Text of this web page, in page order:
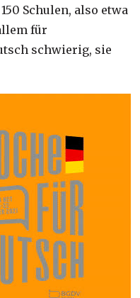
Schulen, also etwa
für
schwierig, sie